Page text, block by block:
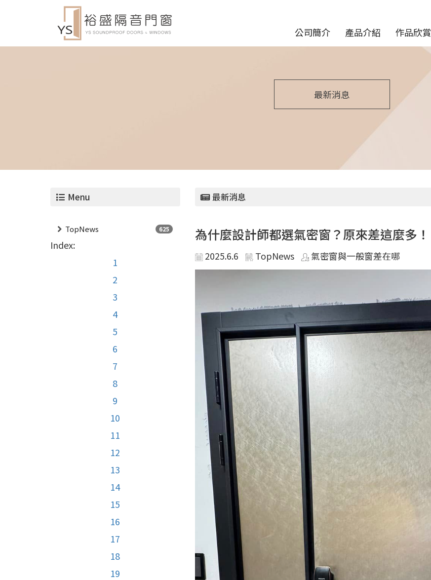
公司簡介 產品介紹 作品欣賞
最新消息
Menu
TopNews 625
Index:
1
2
3
4
5
6
7
8
9
10
11
12
13
14
15
16
17
18
19
最新消息
為什麼設計師都選氣密窗？原來差這麼多！
2025.6.6 TopNews 氣密窗與一般窗差在哪